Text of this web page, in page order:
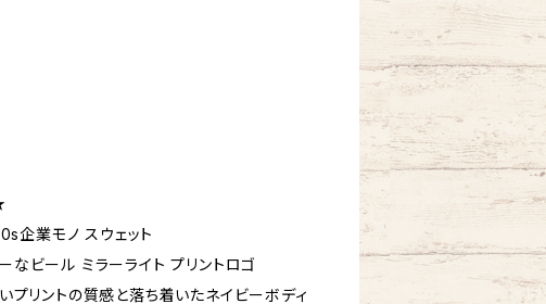
企業モノ スウェット
なビール ミラーライト プリントロゴ
プリントの質感と落ち着いたネイビーボディ